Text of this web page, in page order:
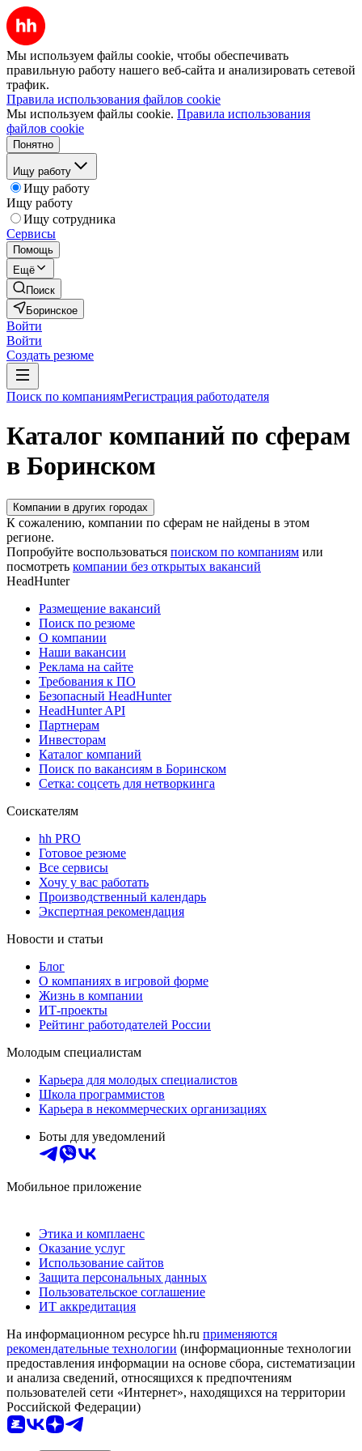
Мы используем файлы cookie, чтобы обеспечивать
правильную работу нашего веб-сайта и анализировать сетевой
трафик.
Правила использования файлов cookie
Мы используем файлы cookie. Правила использования
файлов cookie
Понятно
Ищу работу
Ищу работу
Ищу работу
Ищу сотрудника
Сервисы
Помощь
Ещё
Поиск
Боринское
Войти
Войти
Создать резюме
Поиск по компаниямРегистрация работодателя
Каталог компаний по сферам
в Боринском
Компании в других городах
К сожалению, компании по сферам не найдены в этом
регионе.
Попробуйте воспользоваться поиском по компаниям или
посмотреть компании без открытых вакансий
HeadHunter
Размещение вакансий
Поиск по резюме
О компании
Наши вакансии
Реклама на сайте
Требования к ПО
Безопасный HeadHunter
HeadHunter API
Партнерам
Инвесторам
Каталог компаний
Поиск по вакансиям в Боринском
Сетка: соцсеть для нетворкинга
Соискателям
hh PRO
Готовое резюме
Все сервисы
Хочу у вас работать
Производственный календарь
Экспертная рекомендация
Новости и статьи
Блог
О компаниях в игровой форме
Жизнь в компании
ИТ-проекты
Рейтинг работодателей России
Молодым специалистам
Карьера для молодых специалистов
Школа программистов
Карьера в некоммерческих организациях
Боты для уведомлений
Мобильное приложение
Этика и комплаенс
Оказание услуг
Использование сайтов
Защита персональных данных
Пользовательское соглашение
ИТ аккредитация
На информационном ресурсе hh.ru применяются
рекомендательные технологии (информационные технологии
предоставления информации на основе сбора, систематизации
и анализа сведений, относящихся к предпочтениям
пользователей сети «Интернет», находящихся на территории
Российской Федерации)